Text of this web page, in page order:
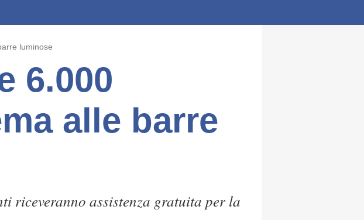
luminose
6.000
alle barre
riceveranno assistenza gratuita per la